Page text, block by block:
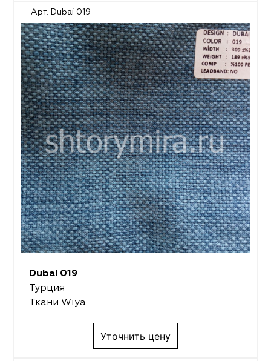
Арт. Dubai 019
Dubai 019
Турция
Ткани Wiya
Уточнить цену